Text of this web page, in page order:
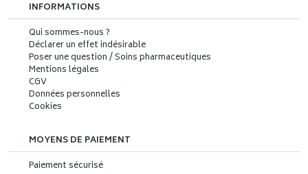
INFORMATIONS
Qui sommes-nous ?
Déclarer un effet indésirable
Poser une question / Soins pharmaceutiques
Mentions légales
CGV
Données personnelles
Cookies
MOYENS DE PAIEMENT
Paiement sécurisé